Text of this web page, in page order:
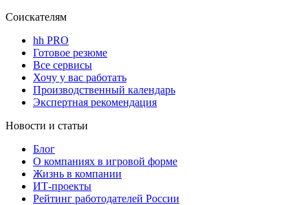
Соискателям
hh PRO
Готовое резюме
Все сервисы
Хочу у вас работать
Производственный календарь
Экспертная рекомендация
Новости и статьи
Блог
О компаниях в игровой форме
Жизнь в компании
ИТ-проекты
Рейтинг работодателей России